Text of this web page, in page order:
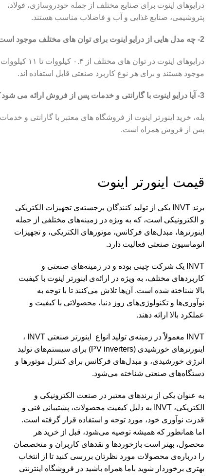
درایوهای اینوت برای صنایع مختلف از جمله خودروسازی، فولاد،
پتروشیمی، صنایع غذایی و آب و فاضلاب مناسب هستند.
2- چه مدل هایی از درایو اینوت برای توان های مختلف موجود است؟
درایوهای اینوت در توان های مختلف از ۰.۴ کیلووات تا ۱۱ کیلووات
موجود هستند و برای هر نوع کاربرد صنعتی قابل استفاده اند.
3- آیا درایو اینوت با گارانتی و خدمات پس از فروش ارائه می شود؟
بله، خرید اینورتر اینوت از فروشگاه های معتبر با گارانتی و خدمات
پس از فروش همراه است.
قیمت اینورتر اینوت
برند INVT یکی از تولید کنندگان برجسته‌ی تجهیزات الکتریکی
و الکترونیکی است، که به ویژه در زمینه‌های مختلفی از جمله
اینورترها، مبدل‌های فرکانس، موتورهای الکتریکی، و تجهیزات
اتوماسیون صنعتی فعالیت دارد.
INVT یک شرکت چینی بوده و در زمینه‌های صنعتی و
کاربردهای مختلف، به ویژه در ارائه‌ی اینورتر اینوت با کیفیت
بالا شناخته شده است. آن‌ها تلاش می‌کنند تا با توجه به
نوآوری‌ها و تکنولوژی‌های روز دنیا، محصولاتی با کیفیت و
عملکرد بالا ارائه دهند.
INVT معمولاً در زمینه‌ی تولید انواع اینورتر صنعتی INVT ،
اینورترهای خورشیدی (PV inverters) برای سیستم‌های تولید
انرژی خورشیدی، و مبدل‌های فرکانس برای کنترل موتورها و
دستگاه‌های صنعتی شناخته می‌شود.
به عنوان یکی از برندهای معتبر در صنعت الکترونیکی و
الکتریکی، INVT به دلیل کیفیت محصولات، پشتیبانی فنی و
قدرت نوآوری خود، مورد توجه و استفاده قرار گرفته است.
اما همانطور که همیشه توصیه می‌شود، قبل از خرید هر
محصول، بهتر است بازخوردها و نقدهای کاربران و متخصصان
را درباره‌ی محصولات مورد نظرتان بررسی کنید تا از انتخاب
بهتری برخوردار شوید باما همراه باشید در فروشگاه اینترنتی